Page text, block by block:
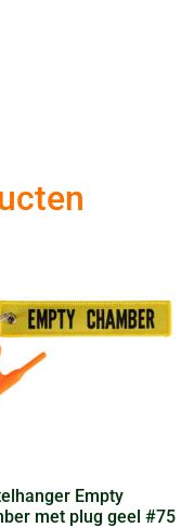
Empty
met plug geel #75